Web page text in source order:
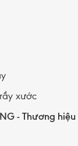
xước
- Thương